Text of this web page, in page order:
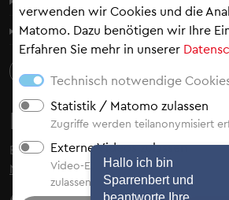
verwenden wir Cookies und die
Matomo. Dazu benötigen wir Ihre
Erfahren Sie mehr in unserer
Technisch notwendige
Statistik / Matomo zulassen
Zugriffe werden teilanonymisiert
Externe Videos zulassen
Video-Einbindung von YouTube,
zulassen.
Hallo ich bin
Sparrenbert und
beantworte Ihre
Erklärung zur Barrierefreiheit
Newsletter
Bleiben Sie auf dem Laufenden -
Newsletter.